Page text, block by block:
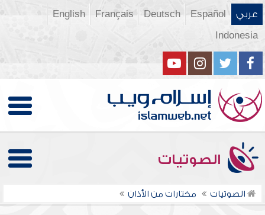
عربي Español
Deutsch
Français
English
Indonesia
الصوتيات
الصوتيات مختارات من الأذان